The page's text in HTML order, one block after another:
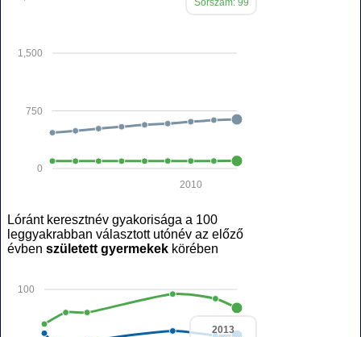
0
750
1,500
2010
Lóránt keresztnév gyakorisága a 100
leggyakrabban választott utónév az előző
évben született gyermekek körében
100
2013